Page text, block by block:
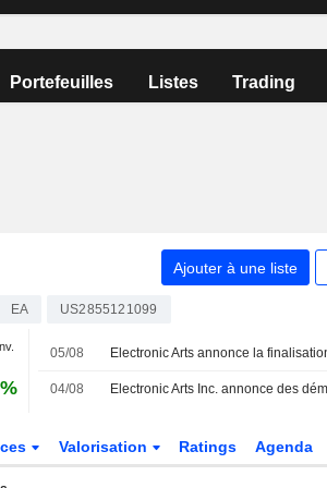
Portefeuilles Listes Trading
Ajouter à une liste
EA US2855121099
05/08
04/08
Valorisation Ratings Agenda